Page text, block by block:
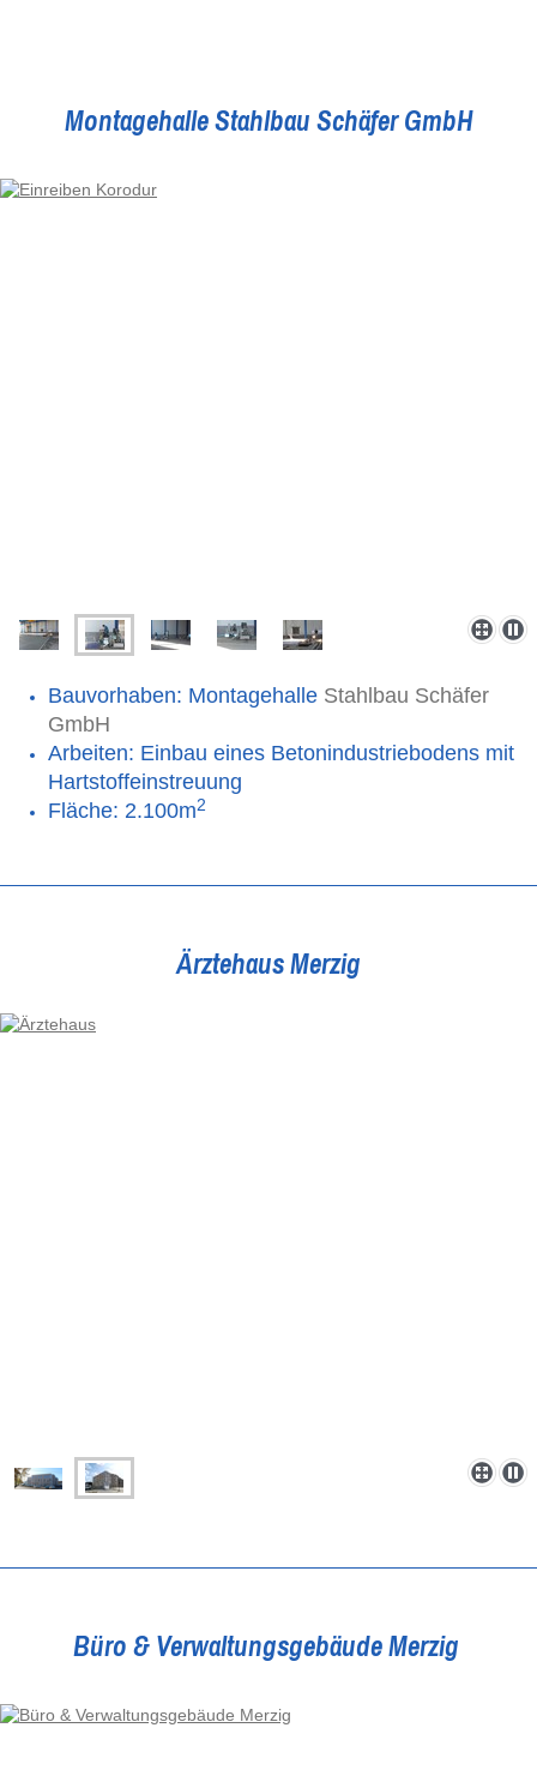
Montagehalle Stahlbau Schäfer GmbH
Bauvorhaben: Montagehalle Stahlbau Schäfer
GmbH
Arbeiten: Einbau eines Betonindustriebodens mit
Hartstoffeinstreuung
Fläche: 2.100m2
Ärztehaus Merzig
Büro & Verwaltungsgebäude Merzig